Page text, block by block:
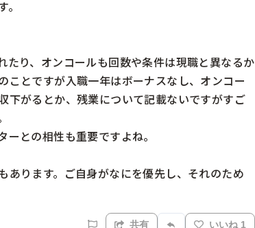
り、オンコールも回数や条件は現職と異なるか
ことですが入職一年はボーナスなし、オンコー
下がるとか、残業について記載ないですがすご
との相性も重要ですよね。
ります。ご自身がなにを優先し、それのため
共有 いいね 1